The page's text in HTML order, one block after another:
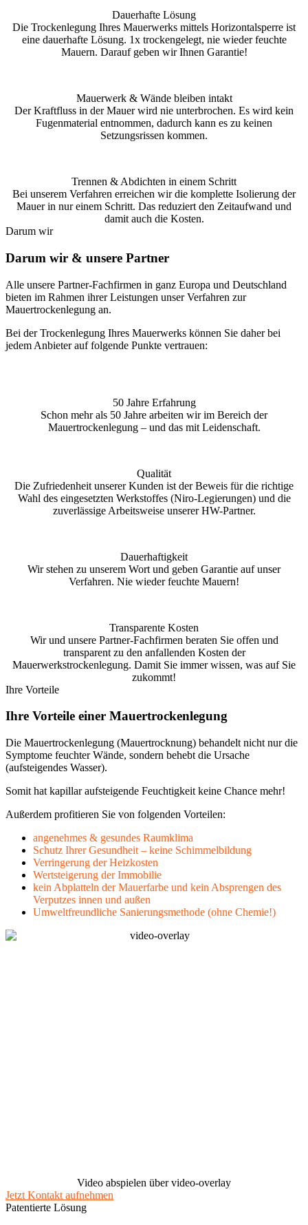
Dauerhafte Lösung
Die Trockenlegung Ihres Mauerwerks mittels Horizontalsperre ist
eine dauerhafte Lösung. 1x trockengelegt, nie wieder feuchte
Mauern. Darauf geben wir Ihnen Garantie!
Mauerwerk & Wände bleiben intakt
Der Kraftfluss in der Mauer wird nie unterbrochen. Es wird kein
Fugenmaterial entnommen, dadurch kann es zu keinen
Setzungsrissen kommen.
Trennen & Abdichten in einem Schritt
Bei unserem Verfahren erreichen wir die komplette Isolierung der
Mauer in nur einem Schritt. Das reduziert den Zeitaufwand und
damit auch die Kosten.
Darum wir
Darum wir & unsere Partner
Alle unsere Partner-Fachfirmen in ganz Europa und Deutschland
bieten im Rahmen ihrer Leistungen unser Verfahren zur
Mauertrockenlegung an.
Bei der Trockenlegung Ihres Mauerwerks können Sie daher bei
jedem Anbieter auf folgende Punkte vertrauen:
50 Jahre Erfahrung
Schon mehr als 50 Jahre arbeiten wir im Bereich der
Mauertrockenlegung – und das mit Leidenschaft.
Qualität
Die Zufriedenheit unserer Kunden ist der Beweis für die richtige
Wahl des eingesetzten Werkstoffes (Niro-Legierungen) und die
zuverlässige Arbeitsweise unserer HW-Partner.
Dauerhaftigkeit
Wir stehen zu unserem Wort und geben Garantie auf unser
Verfahren. Nie wieder feuchte Mauern!
Transparente Kosten
Wir und unsere Partner-Fachfirmen beraten Sie offen und
transparent zu den anfallenden Kosten der
Mauerwerkstrockenlegung. Damit Sie immer wissen, was auf Sie
zukommt!
Ihre Vorteile
Ihre Vorteile einer Mauertrockenlegung
Die Mauertrockenlegung (Mauertrocknung) behandelt nicht nur die
Symptome feuchter Wände, sondern behebt die Ursache
(aufsteigendes Wasser).
Somit hat kapillar aufsteigende Feuchtigkeit keine Chance mehr!
Außerdem profitieren Sie von folgenden Vorteilen:
angenehmes & gesundes Raumklima
Schutz Ihrer Gesundheit – keine Schimmelbildung
Verringerung der Heizkosten
Wertsteigerung der Immobilie
kein Abplatteln der Mauerfarbe und kein Absprengen des
Verputzes innen und außen
Umweltfreundliche Sanierungsmethode (ohne Chemie!)
Video abspielen über video-overlay
Jetzt Kontakt aufnehmen
Patentierte Lösung